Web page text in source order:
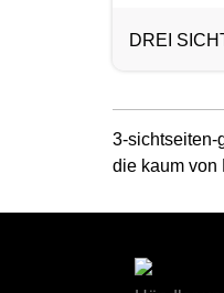
DREI
3-sichtseiten-
die kaum von